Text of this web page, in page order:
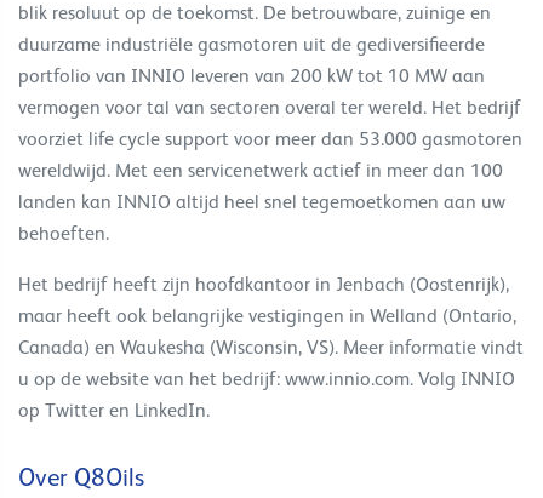
blik resoluut op de toekomst. De betrouwbare, zuinige en
duurzame industriële gasmotoren uit de gediversifieerde
portfolio van INNIO leveren van 200 kW tot 10 MW aan
vermogen voor tal van sectoren overal ter wereld. Het bedrijf
voorziet life cycle support voor meer dan 53.000 gasmotoren
wereldwijd. Met een servicenetwerk actief in meer dan 100
landen kan INNIO altijd heel snel tegemoetkomen aan uw
behoeften.
Het bedrijf heeft zijn hoofdkantoor in Jenbach (Oostenrijk),
maar heeft ook belangrijke vestigingen in Welland (Ontario,
Canada) en Waukesha (Wisconsin, VS). Meer informatie vindt
u op de website van het bedrijf: www.innio.com. Volg INNIO
op Twitter en LinkedIn.
Over Q8Oils